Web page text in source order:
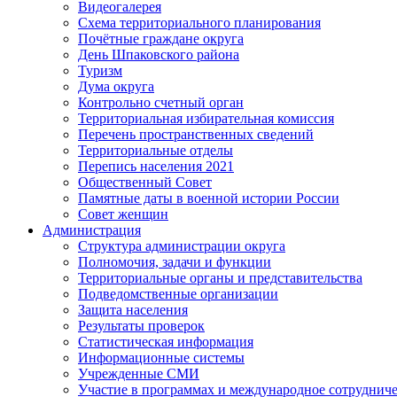
Видеогалерея
Схема территориального планирования
Почётные граждане округа
День Шпаковского района
Туризм
Дума округа
Контрольно счетный орган
Территориальная избирательная комиссия
Перечень пространственных сведений
Территориальные отделы
Перепись населения 2021
Общественный Совет
Памятные даты в военной истории России
Совет женщин
Администрация
Структура администрации округа
Полномочия, задачи и функции
Территориальные органы и представительства
Подведомственные организации
Защита населения
Результаты проверок
Статистическая информация
Информационные системы
Учрежденные СМИ
Участие в программах и международное